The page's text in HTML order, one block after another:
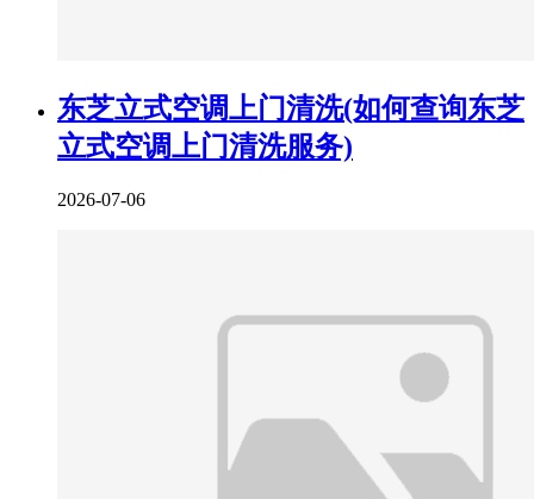
东芝立式空调上门清洗(如何查询东芝
立式空调上门清洗服务)
2026-07-06